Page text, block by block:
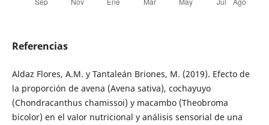
Referencias
Aldaz Flores, A.M. y Tantaleán Briones, M. (2019). Efecto de
la proporción de avena (Avena sativa), cochayuyo
(Chondracanthus chamissoi) y macambo (Theobroma
bicolor) en el valor nutricional y análisis sensorial de una